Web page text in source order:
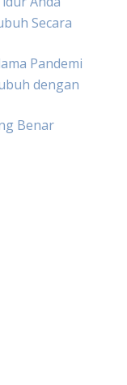
Secara
Pandemi
dengan
Benar